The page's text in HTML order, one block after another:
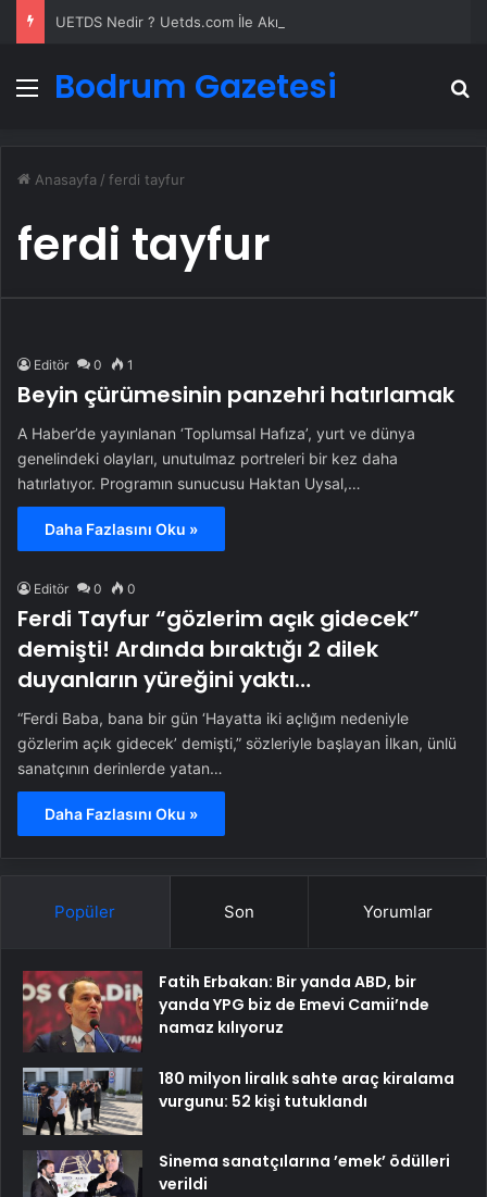
Menü
Bodrum Gazetesi
Anasayfa / ferdi tayfur
ferdi tayfur
Editör 0 1
Beyin çürümesinin panzehri hatırlamak
A Haber’de yayınlanan ‘Toplumsal Hafıza’, yurt ve dünya
genelindeki olayları, unutulmaz portreleri bir kez daha
hatırlatıyor. Programın sunucusu Haktan Uysal,…
Daha Fazlasını Oku »
Editör 0 0
Ferdi Tayfur “gözlerim açık gidecek”
demişti! Ardında bıraktığı 2 dilek
duyanların yüreğini yaktı…
“Ferdi Baba, bana bir gün ‘Hayatta iki açlığım nedeniyle
gözlerim açık gidecek’ demişti,” sözleriyle başlayan İlkan, ünlü
sanatçının derinlerde yatan…
Daha Fazlasını Oku »
Popüler Son Yorumlar
Fatih Erbakan: Bir yanda ABD, bir
yanda YPG biz de Emevi Camii’nde
namaz kılıyoruz
180 milyon liralık sahte araç kiralama
vurgunu: 52 kişi tutuklandı
Sinema sanatçılarına ’emek’ ödülleri
verildi